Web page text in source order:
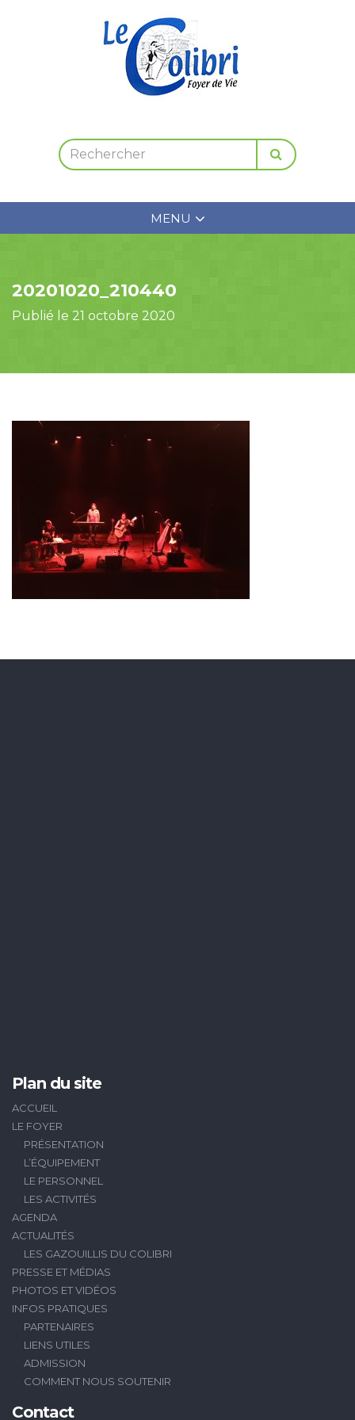
MENU
20201020_210440
Publié le 21 octobre 2020
Plan du site
ACCUEIL
LE FOYER
PRÉSENTATION
L’ÉQUIPEMENT
LE PERSONNEL
LES ACTIVITÉS
AGENDA
ACTUALITÉS
LES GAZOUILLIS DU COLIBRI
PRESSE ET MÉDIAS
PHOTOS ET VIDÉOS
INFOS PRATIQUES
PARTENAIRES
LIENS UTILES
ADMISSION
COMMENT NOUS SOUTENIR
Contact